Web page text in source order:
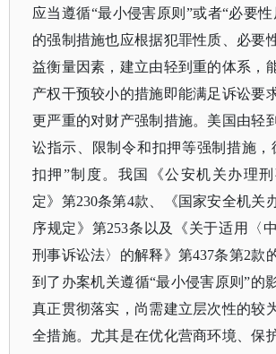
应当遵循“最小侵害原则”或者“必要
的强制措施也应根据犯罪性质、必要
益衡量因素，建立由轻到重的体系，
产权干预较小的措施即能满足诉讼要
更严重的对财产强制措施。美国由轻
讼指示、限制令和扣押等强制措施，
扣押”制度。我国《公安机关办理
定》第230条第4款、《国家安全机关
序规定》第253条以及《关于适用〈
刑事诉讼法〉的解释》第437条第2款
到了办案机关遵循“最小侵害原则”的
真正贯彻落实，尚需建立层次性的较
全措施。尤其是在优化营商环境、保